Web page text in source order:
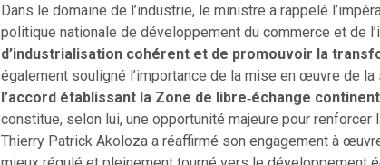
Dans le domaine de l’industrie, le ministre a rappelé
politique nationale de développement du commerce et de
d’industrialisation cohérent et de promouvoir la
également souligné l’importance de la mise en œuvre de
l’accord établissant la Zone de libre‑échange
constitue, selon lui, une opportunité majeure pour
Thierry Patrick Akoloza a réaffirmé son engagement à